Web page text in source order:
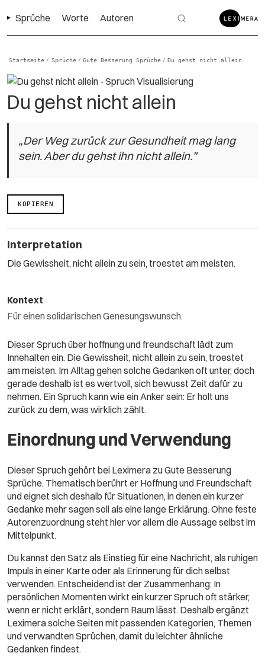
Sprüche Worte Autoren
Startseite / Sprüche / Gute Besserung Sprüche / Du gehst nicht allein
Du gehst nicht allein
„Der Weg zurück zur Gesundheit mag lang
sein. Aber du gehst ihn nicht allein."
KOPIEREN
Interpretation
Die Gewissheit, nicht allein zu sein, troestet am meisten.
Kontext
Für einen solidarischen Genesungswunsch.
Dieser Spruch über hoffnung und freundschaft lädt zum
Innehalten ein. Die Gewissheit, nicht allein zu sein, troestet
am meisten. Im Alltag gehen solche Gedanken oft unter, doch
gerade deshalb ist es wertvoll, sich bewusst Zeit dafür zu
nehmen. Ein Spruch kann wie ein Anker sein: Er holt uns
zurück zu dem, was wirklich zählt.
Einordnung und Verwendung
Dieser Spruch gehört bei Leximera zu Gute Besserung
Sprüche. Thematisch berührt er Hoffnung und Freundschaft
und eignet sich deshalb für Situationen, in denen ein kurzer
Gedanke mehr sagen soll als eine lange Erklärung. Ohne feste
Autorenzuordnung steht hier vor allem die Aussage selbst im
Mittelpunkt.
Du kannst den Satz als Einstieg für eine Nachricht, als ruhigen
Impuls in einer Karte oder als Erinnerung für dich selbst
verwenden. Entscheidend ist der Zusammenhang: In
persönlichen Momenten wirkt ein kurzer Spruch oft stärker,
wenn er nicht erklärt, sondern Raum lässt. Deshalb ergänzt
Leximera solche Seiten mit passenden Kategorien, Themen
und verwandten Sprüchen, damit du leichter ähnliche
Gedanken findest.